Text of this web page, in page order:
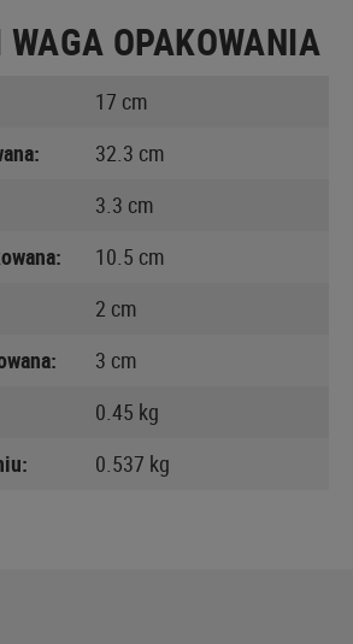
OPAKOWANIA
17 cm
32.3 cm
3.3 cm
10.5 cm
2 cm
3 cm
0.45 kg
0.537 kg